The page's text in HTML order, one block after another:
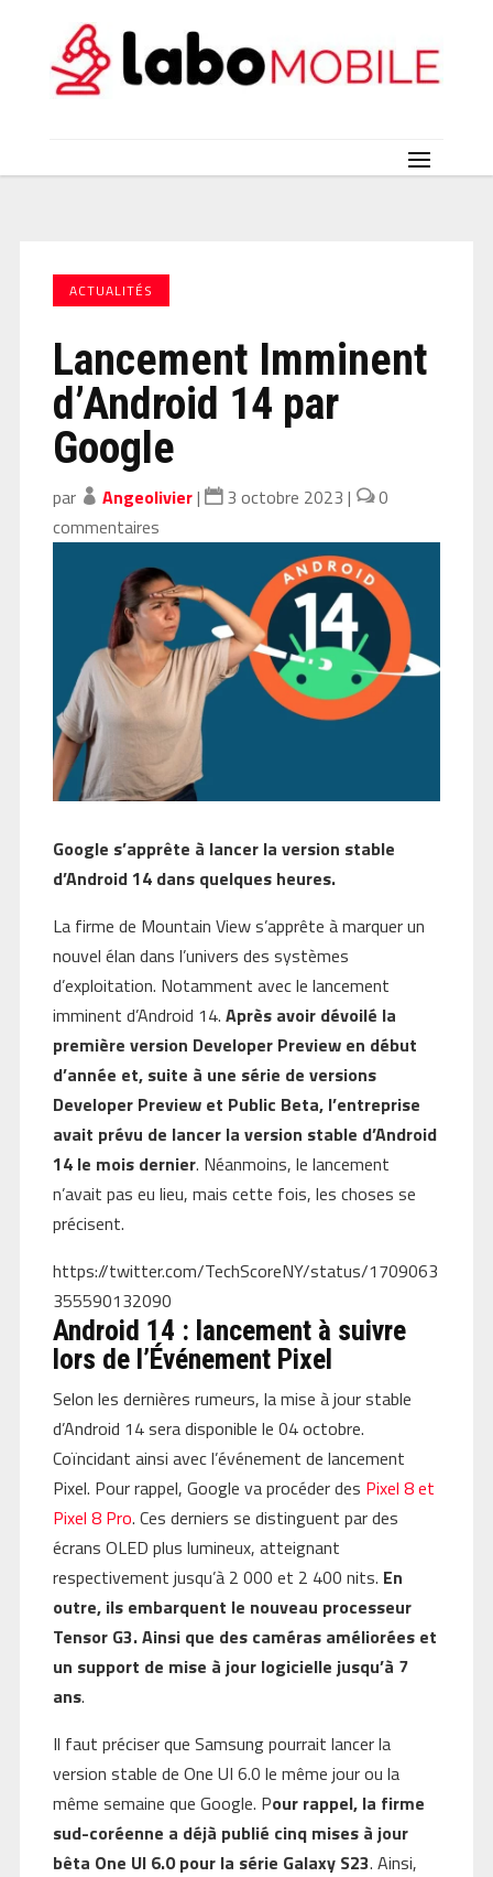
ACTUALITÉS
Lancement Imminent
d’Android 14 par
Google
par Angeolivier| 3 octobre 2023 |
0
commentaires
Google s’apprête à lancer la version stable
d’Android 14 dans quelques heures.
La firme de Mountain View s’apprête à marquer un
nouvel élan dans l’univers des systèmes
d’exploitation. Notamment avec le lancement
imminent d’Android 14. Après avoir dévoilé la
première version Developer Preview en début
d’année et, suite à une série de versions
Developer Preview et Public Beta, l’entreprise
avait prévu de lancer la version stable d’Android
14 le mois dernier. Néanmoins, le lancement
n’avait pas eu lieu, mais cette fois, les choses se
précisent.
https://twitter.com/TechScoreNY/status/1709063
355590132090
Android 14 : lancement à suivre
lors de l’Événement Pixel
Selon les dernières rumeurs, la mise à jour stable
d’Android 14 sera disponible le 04 octobre.
Coïncidant ainsi avec l’événement de lancement
Pixel. Pour rappel, Google va procéder des Pixel 8 et
Pixel 8 Pro. Ces derniers se distinguent par des
écrans OLED plus lumineux, atteignant
respectivement jusqu’à 2 000 et 2 400 nits. En
outre, ils embarquent le nouveau processeur
Tensor G3. Ainsi que des caméras améliorées et
un support de mise à jour logicielle jusqu’à 7
ans.
Il faut préciser que Samsung pourrait lancer la
version stable de One UI 6.0 le même jour ou la
même semaine que Google. Pour rappel, la firme
sud-coréenne a déjà publié cinq mises à jour
bêta One UI 6.0 pour la série Galaxy S23. Ainsi,